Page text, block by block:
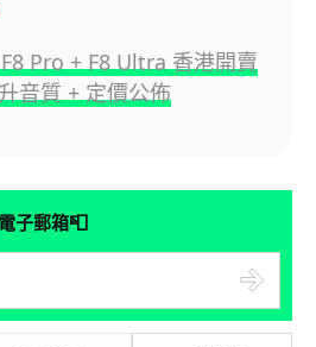
F8 Pro + F8 Ultra 香港開賣
音質 + 定價公佈
子郵箱📮